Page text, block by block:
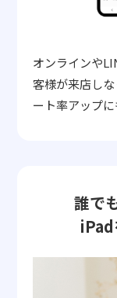
オンラインや
客様が来店し
ート率アップに
誰で
iPad